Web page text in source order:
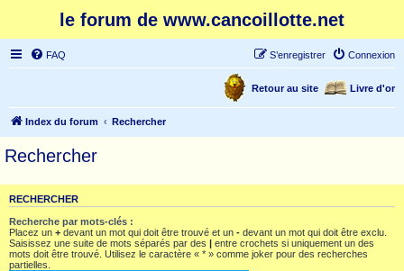
le forum de www.cancoillotte.net
FAQ Connexion
S’enregistrer
Livre d'or
Retour au site
Index du forum Rechercher
Rechercher
RECHERCHER
Recherche par mots-clés :
Placez un + devant un mot qui doit être trouvé et un - devant un mot qui doit être exclu.
Saisissez une suite de mots séparés par des | entre crochets si uniquement un des
mots doit être trouvé. Utilisez le caractère « * » comme joker pour des recherches
partielles.